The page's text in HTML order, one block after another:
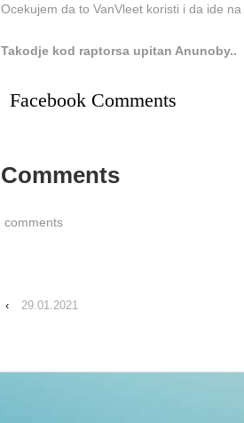
Ocekujem da to VanVleet koristi i da ide na
Takodje kod raptorsa upitan Anunoby..
Facebook Comments
Comments
comments
‹ 29.01.2021